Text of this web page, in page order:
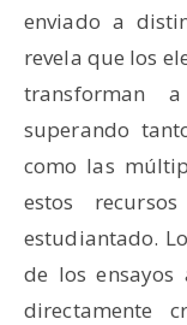
enviado a
revela que los
transforman
superando
como las
estos
estudiantado.
de los ensayos
directamente